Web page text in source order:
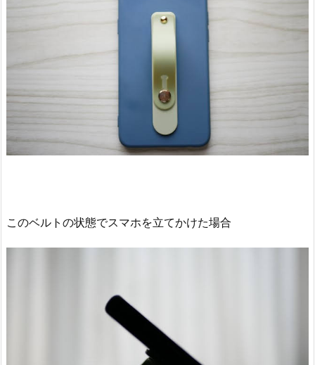
このベルトの状態でスマホを立てかけた場合